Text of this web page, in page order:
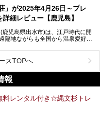
や寝起き一番の朝湯など利便性が
ンでいつも賑わっています。し
2026年2月28日24時をもって休
す。
」が2025年4月26日～プレ
細レビュー【鹿児島】
鹿児島県出水市)は、江戸時代に開
隔地ながらも全国から温泉愛好家
いったん閉館しましたが、その
を実施。2025年4月26日に日帰
プンしました。
オープン前日から初日にかけて現
浴室・最新情報を中心に、以前と
詳細レビューします。
スTOPへ
報
料レンタル付き☆縄文杉トレ